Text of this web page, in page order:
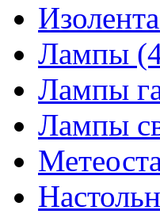
Изолента
Лампы
Лампы
Лампы